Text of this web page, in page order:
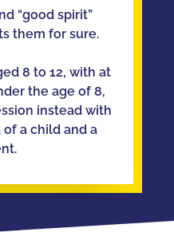
“good spirit”
them for sure.
8 to 12, with at
the age of 8,
instead with
a child and a